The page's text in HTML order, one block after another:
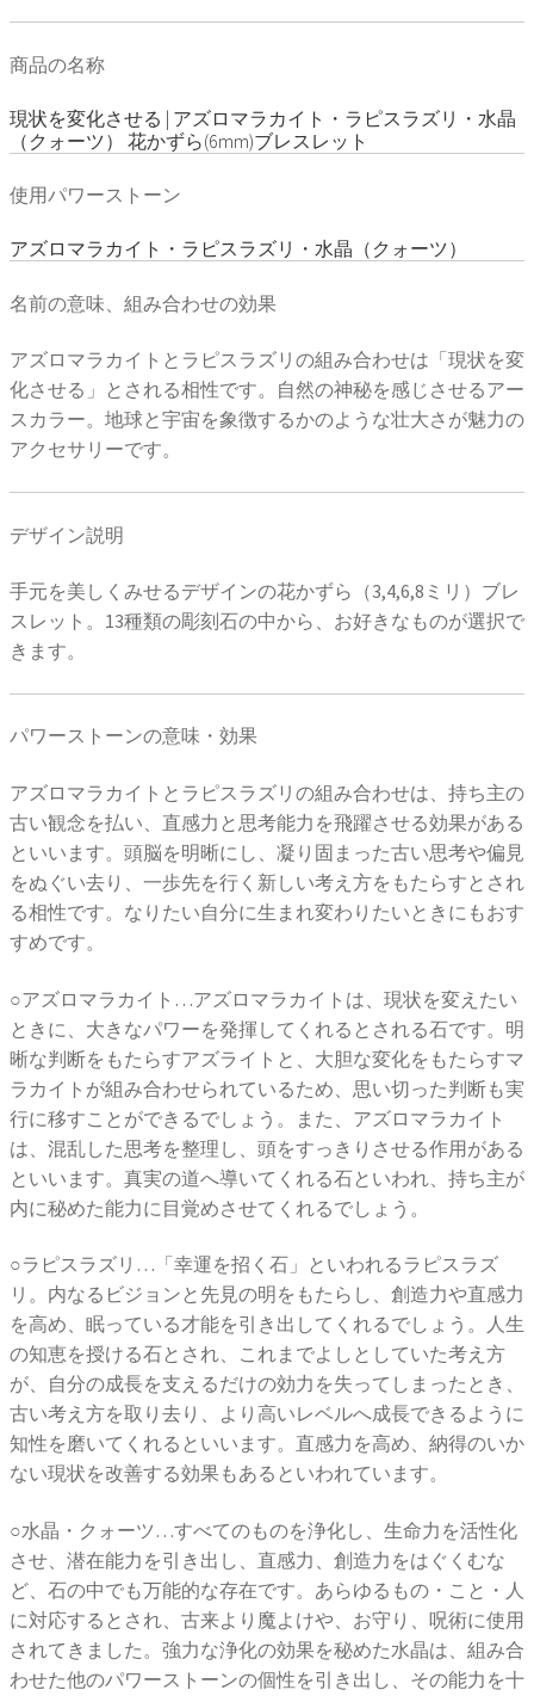
商品の名称
現状を変化させる | アズロマラカイト・ラピスラズリ・水晶
（クォーツ） 花かずら(6mm)ブレスレット
使用パワーストーン
アズロマラカイト・ラピスラズリ・水晶（クォーツ）
名前の意味、組み合わせの効果
アズロマラカイトとラピスラズリの組み合わせは「現状を変
化させる」とされる相性です。自然の神秘を感じさせるアー
スカラー。地球と宇宙を象徴するかのような壮大さが魅力の
アクセサリーです。
デザイン説明
手元を美しくみせるデザインの花かずら（3,4,6,8ミリ）ブレ
スレット。13種類の彫刻石の中から、お好きなものが選択で
きます。
パワーストーンの意味・効果
アズロマラカイトとラピスラズリの組み合わせは、持ち主の
古い観念を払い、直感力と思考能力を飛躍させる効果がある
といいます。頭脳を明晰にし、凝り固まった古い思考や偏見
をぬぐい去り、一歩先を行く新しい考え方をもたらすとされ
る相性です。なりたい自分に生まれ変わりたいときにもおす
すめです。
○アズロマラカイト…アズロマラカイトは、現状を変えたい
ときに、大きなパワーを発揮してくれるとされる石です。明
晰な判断をもたらすアズライトと、大胆な変化をもたらすマ
ラカイトが組み合わせられているため、思い切った判断も実
行に移すことができるでしょう。また、アズロマラカイト
は、混乱した思考を整理し、頭をすっきりさせる作用がある
といいます。真実の道へ導いてくれる石といわれ、持ち主が
内に秘めた能力に目覚めさせてくれるでしょう。
○ラピスラズリ…「幸運を招く石」といわれるラピスラズ
リ。内なるビジョンと先見の明をもたらし、創造力や直感力
を高め、眠っている才能を引き出してくれるでしょう。人生
の知恵を授ける石とされ、これまでよしとしていた考え方
が、自分の成長を支えるだけの効力を失ってしまったとき、
古い考え方を取り去り、より高いレベルへ成長できるように
知性を磨いてくれるといいます。直感力を高め、納得のいか
ない現状を改善する効果もあるといわれています。
○水晶・クォーツ…すべてのものを浄化し、生命力を活性化
させ、潜在能力を引き出し、直感力、創造力をはぐくむな
ど、石の中でも万能的な存在です。あらゆるもの・こと・人
に対応するとされ、古来より魔よけや、お守り、呪術に使用
されてきました。強力な浄化の効果を秘めた水晶は、組み合
わせた他のパワーストーンの個性を引き出し、その能力を十